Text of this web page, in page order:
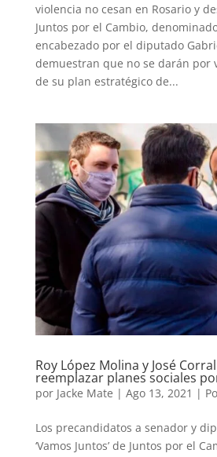
violencia no cesan en Rosario y
Juntos por el Cambio,
encabezado por el diputado
demuestran que no se darán por
de su plan estratégico de...
Roy López Molina y José
reemplazar planes sociales
por Jacke Mate | Ago 13, 2021 |
Los precandidatos a senador y
‘Vamos Juntos’ de Juntos por el